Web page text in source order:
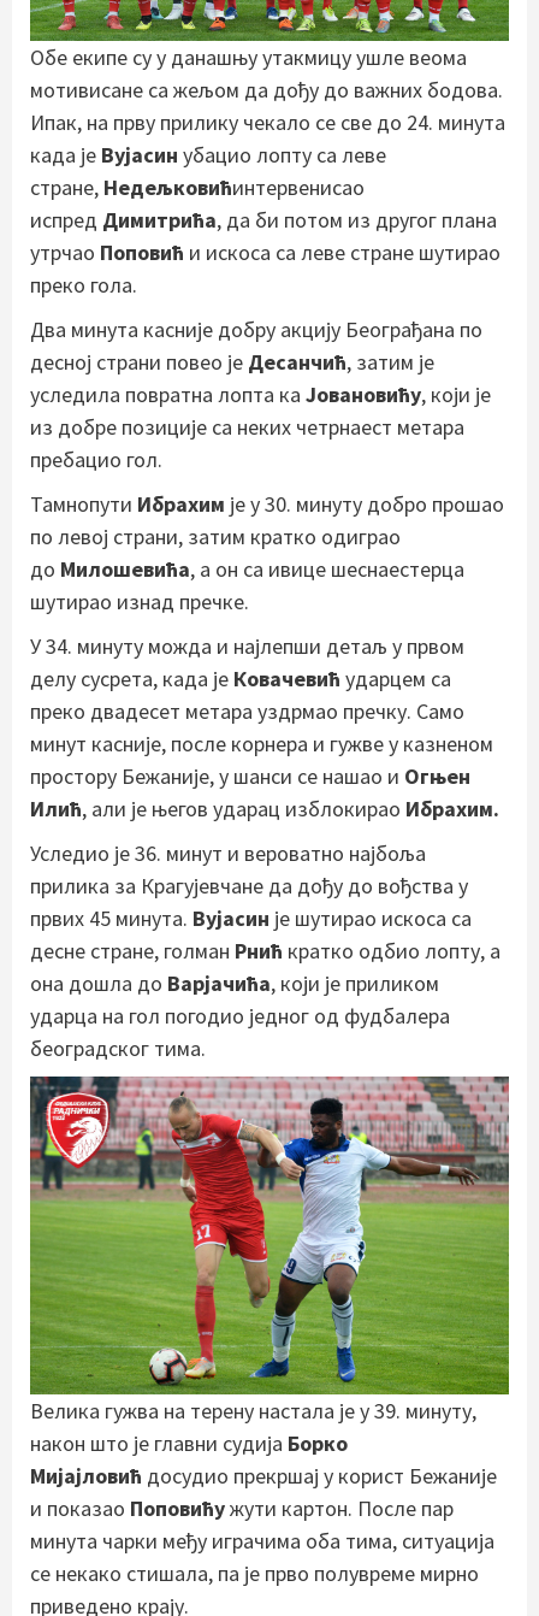
Обе екипе су у данашњу утакмицу ушле веома
мотивисане са жељом да дођу до важних бодова.
Ипак, на прву прилику чекало се све до 24. минута
када је Вујасин убацио лопту са леве
стране, Недељковићинтервенисао
испред Димитрића, да би потом из другог плана
утрчао Поповић и искоса са леве стране шутирао
преко гола.
Два минута касније добру акцију Београђана по
десној страни повео је Десанчић, затим је
уследила повратна лопта ка Јовановићу, који је
из добре позиције са неких четрнаест метара
пребацио гол.
Тамнопути Ибрахим је у 30. минуту добро прошао
по левој страни, затим кратко одиграо
до Милошевића, а он са ивице шеснаестерца
шутирао изнад пречке.
У 34. минуту можда и најлепши детаљ у првом
делу сусрета, када је Ковачевић ударцем са
преко двадесет метара уздрмао пречку. Само
минут касније, после корнера и гужве у казненом
простору Бежаније, у шанси се нашао и Огњен
Илић, али је његов ударац изблокирао Ибрахим.
Уследио је 36. минут и вероватно најбоља
прилика за Крагујевчане да дођу до вођства у
првих 45 минута. Вујасин је шутирао искоса са
десне стране, голман Рнић кратко одбио лопту, а
она дошла до Варјачића, који је приликом
ударца на гол погодио једног од фудбалера
београдског тима.
Велика гужва на терену настала је у 39. минуту,
након што је главни судија Борко
Мијајловић досудио прекршај у корист Бежаније
и показао Поповићужути картон. После пар
минута чарки међу играчима оба тима, ситуација
се некако стишала, па је прво полувреме мирно
приведено крају.